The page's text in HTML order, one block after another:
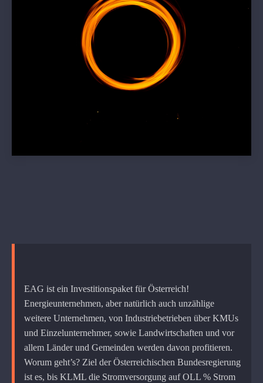
EAG ist ein Investitionspaket für Österreich!
Energieunternehmen, aber natürlich auch unzählige
weitere Unternehmen, von Industriebetrieben über KMUs
und Einzelunternehmer, sowie Landwirtschaften und vor
allem Länder und Gemeinden werden davon profitieren.
Worum geht’s? Ziel der Österreichischen Bundesregierung
ist es, bis KLML die Stromversorgung auf OLL % Strom